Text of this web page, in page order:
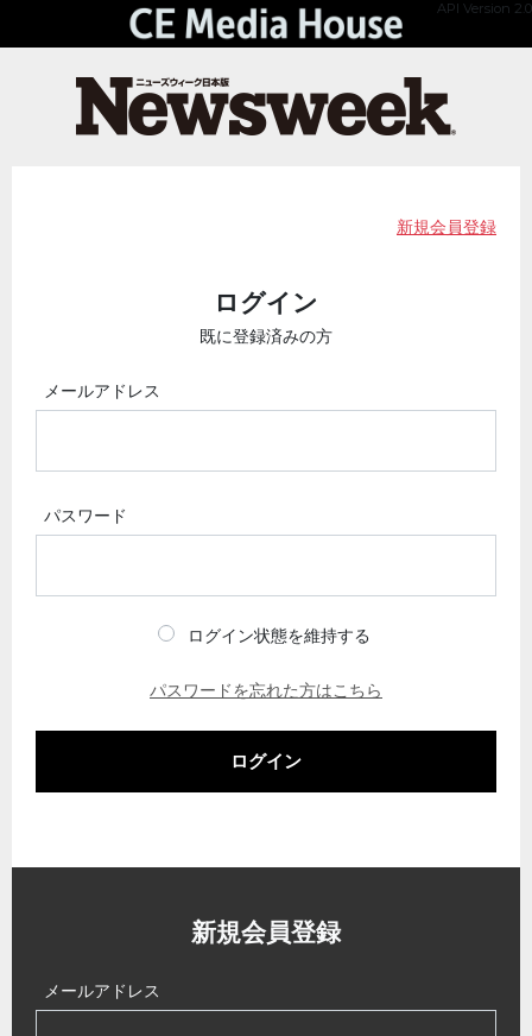
API Version 2.0
新規会員登録
ログイン
既に登録済みの方
メールアドレス
パスワード
ログイン状態を維持する
パスワードを忘れた方はこちら
ログイン
新規会員登録
メールアドレス